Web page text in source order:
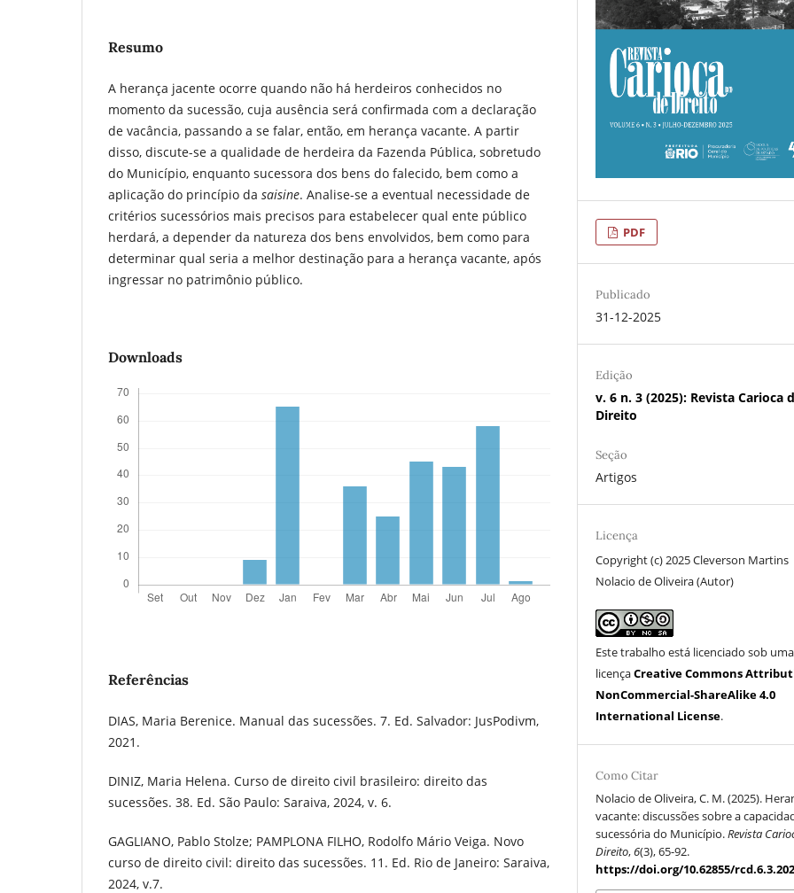
Resumo
A herança jacente ocorre quando não há herdeiros conhecidos no
momento da sucessão, cuja ausência será confirmada com a declaração
de vacância, passando a se falar, então, em herança vacante. A partir
disso, discute-se a qualidade de herdeira da Fazenda Pública, sobretudo
do Município, enquanto sucessora dos bens do falecido, bem como a
aplicação do princípio da saisine. Analise-se a eventual necessidade de
critérios sucessórios mais precisos para estabelecer qual ente público
herdará, a depender da natureza dos bens envolvidos, bem como para
determinar qual seria a melhor destinação para a herança vacante, após
ingressar no patrimônio público.
Downloads
Referências
DIAS, Maria Berenice. Manual das sucessões. 7. Ed. Salvador: JusPodivm,
2021.
DINIZ, Maria Helena. Curso de direito civil brasileiro: direito das
sucessões. 38. Ed. São Paulo: Saraiva, 2024, v. 6.
GAGLIANO, Pablo Stolze; PAMPLONA FILHO, Rodolfo Mário Veiga. Novo
curso de direito civil: direito das sucessões. 11. Ed. Rio de Janeiro: Saraiva,
2024, v.7.
PDF
Publicado
31-12-2025
Edição
v. 6 n. 3 (2025): Revista Carioca
Direito
Seção
Artigos
Licença
Copyright (c) 2025 Cleverson Martins
Nolacio de Oliveira (Autor)
Este trabalho está licenciado sob uma
licençaCreative Commons
NonCommercial-ShareAlike 4.0
International License.
Como Citar
Nolacio de Oliveira, C. M. (2025).
vacante: discussões sobre a
sucessória do Município.Revista
Direito,6(3), 65-92.
https://doi.org/10.62855/